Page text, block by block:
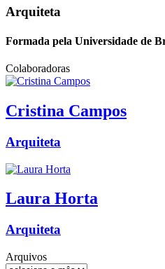
Arquiteta
Formada pela Universidade de
Colaboradoras
Cristina Campos
Arquiteta
Laura Horta
Arquiteta
Arquivos